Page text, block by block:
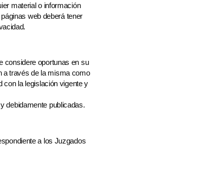
material o información
web deberá tener
considere oportunas en su
a través de la misma como
con la legislación vigente y
debidamente publicadas.
a los Juzgados